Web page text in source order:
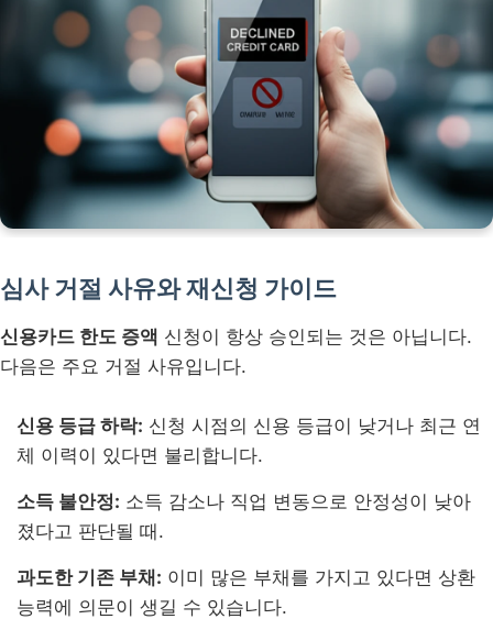
심사 거절 사유와 재신청 가이드
신용카드 한도 증액 신청이 항상 승인되는 것은 아닙니다.
다음은 주요 거절 사유입니다.
신용 등급 하락: 신청 시점의 신용 등급이 낮거나 최근 연
체 이력이 있다면 불리합니다.
소득 불안정: 소득 감소나 직업 변동으로 안정성이 낮아
졌다고 판단될 때.
과도한 기존 부채: 이미 많은 부채를 가지고 있다면 상환
능력에 의문이 생길 수 있습니다.